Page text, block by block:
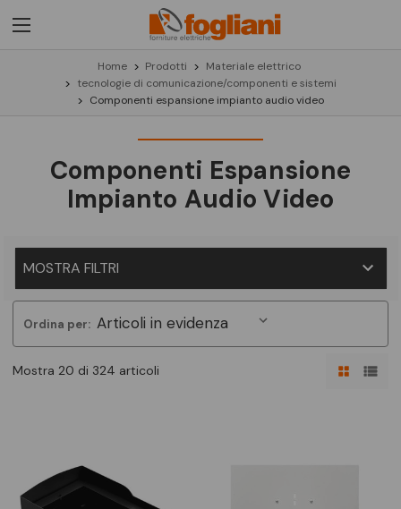
Home Prodotti
Materiale elettrico
tecnologie di comunicazione/componenti e sistemi
Componenti espansione impianto audio video
Componenti Espansione
Impianto Audio Video
MOSTRA FILTRI
Mostra 20 di 324 articoli
Ordina per: